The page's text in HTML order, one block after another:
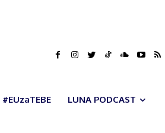
#EUzaTEBE LUNA PODCAST